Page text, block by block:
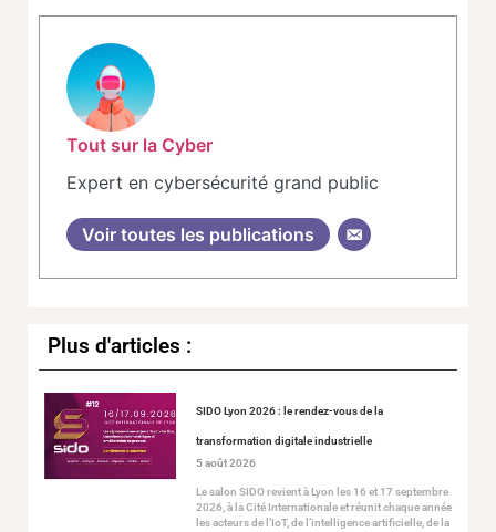
Tout sur la Cyber
Expert en cybersécurité grand public
Voir toutes les publications
Plus d'articles :
SIDO Lyon 2026 : le rendez-vous de la
transformation digitale industrielle
5 août 2026
Le salon SIDO revient à Lyon les 16 et 17 septembre
2026, à la Cité Internationale et réunit chaque année
les acteurs de l’IoT, de l’intelligence artificielle, de la